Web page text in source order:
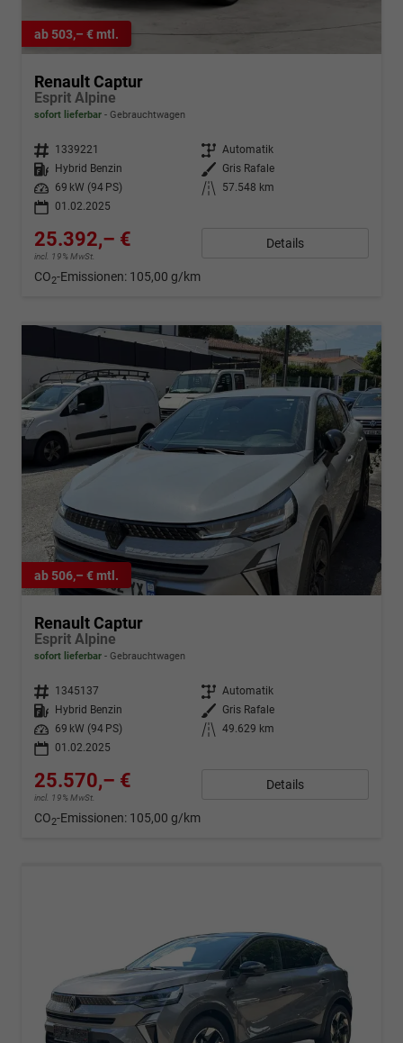
ab 503,– € mtl.
Renault Captur
Esprit Alpine
sofort lieferbar Gebrauchtwagen
Fahrzeugnr. 1339221 Getriebe Automatik
Kraftstoff
Hybrid Benzin Außenfarbe
Gris Rafale
Leistung
69 kW (94 PS) Kilometerstand
57.548 km
01.02.2025
25.392,– €
incl. 19% MwSt.
Details
CO2-Emissionen: 105,00 g/km
ab 506,– € mtl.
Renault Captur
Esprit Alpine
sofort lieferbar Gebrauchtwagen
Fahrzeugnr. 1345137 Getriebe Automatik
Kraftstoff
Hybrid Benzin Außenfarbe
Gris Rafale
Leistung
69 kW (94 PS) Kilometerstand
49.629 km
01.02.2025
25.570,– €
incl. 19% MwSt.
Details
CO2-Emissionen: 105,00 g/km